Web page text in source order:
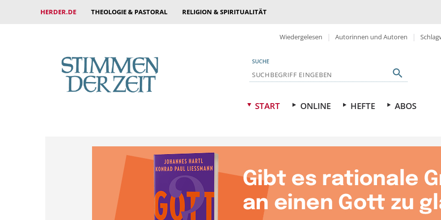
HERDER.DE THEOLOGIE & PASTORAL RELIGION & SPIRITUALITÄT
Wiedergelesen Autorinnen und Autoren
SUCHE
START ONLINE HEFTE ABOS